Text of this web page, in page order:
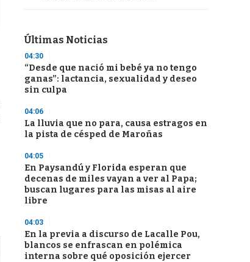
Últimas Noticias
04:30
“Desde que nació mi bebé ya no tengo
ganas”: lactancia, sexualidad y deseo
sin culpa
04:06
La lluvia que no para, causa estragos en
la pista de césped de Maroñas
04:05
En Paysandú y Florida esperan que
decenas de miles vayan a ver al Papa;
buscan lugares para las misas al aire
libre
04:03
En la previa a discurso de Lacalle Pou,
blancos se enfrascan en polémica
interna sobre qué oposición ejercer